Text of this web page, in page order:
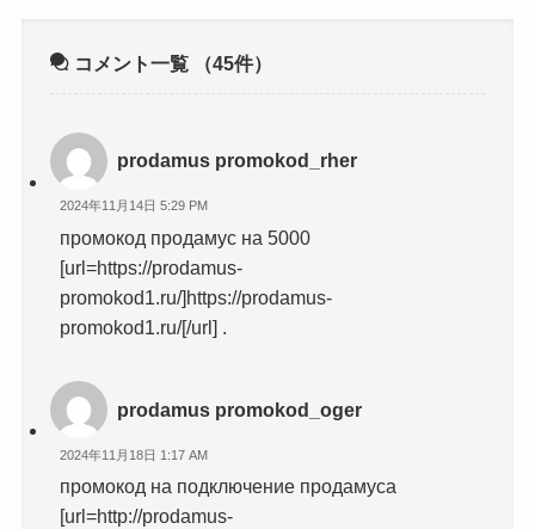
コメント一覧 （45件）
prodamus promokod_rher
2024年11月14日 5:29 PM
промокод продамус на 5000
[url=https://prodamus-
promokod1.ru/]https://prodamus-
promokod1.ru/[/url] .
prodamus promokod_oger
2024年11月18日 1:17 AM
промокод на подключение продамуса
[url=http://prodamus-